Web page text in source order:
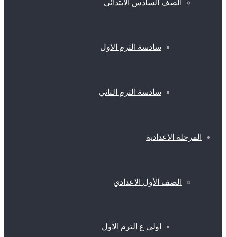
الصف السادس الابتدائي
سادسة الترم الاول
سادسة الترم الثاني
المرحلة الاعدادية
الصف الأول الاعدادي
اولى ع الترم الاول